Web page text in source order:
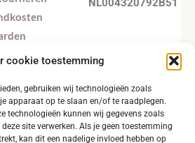
cookie toestemming
gebruiken wij technologieën zoals
apparaat op te slaan en/of te raadplegen.
technologieën kunnen wij gegevens zoals
site verwerken. Als je geen toestemming
kan dit een nadelige invloed hebben op
(NL, EN)
(NL, EN)
NL004320792B51